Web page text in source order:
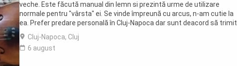
veche. Este făcută manual din lemn si prezintă urme de utilizare
normale pentru "vârsta" ei. Se vinde împreună cu arcus, n-am cutie la
ea. Prefer predare personală în Cluj-Napoca dar sunt deacord să trimit
în țară dar doar în anumite ...
Cluj-Napoca, Cluj
6 august